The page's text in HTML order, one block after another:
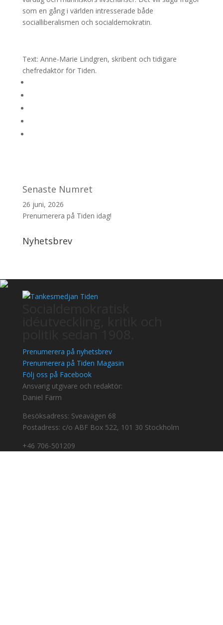
som en gång i världen intresserade både
socialliberalismen och socialdemokratin.
Text: Anne-Marie Lindgren, skribent och tidigare
chefredaktör för Tiden.
Senaste Numret
26 juni, 2026
Prenumerera på Tiden idag!
Nyhetsbrev
Prenumerera på nyhetsbrev
Prenumerera på Tiden Magasin
Följ oss på Facebook
Ansvarig utgivare och redaktör:
Daniel Färm
Besöksadress: Sveavägen 68
Postadress: c/o ABF Box 522, 101 30 Stockholm
+46 706-501209